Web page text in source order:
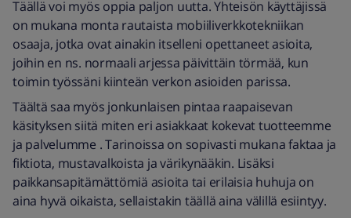
Täällä voi myös oppia paljon uutta. Yhteisön käyttäjissä
on mukana monta rautaista mobiiliverkkotekniikan
osaaja, jotka ovat ainakin itselleni opettaneet asioita,
joihin en ns. normaali arjessa päivittäin törmää, kun
toimin työssäni kiinteän verkon asioiden parissa.
Täältä saa myös jonkunlaisen pintaa raapaisevan
käsityksen siitä miten eri asiakkaat kokevat tuotteemme
ja palvelumme . Tarinoissa on sopivasti mukana faktaa ja
fiktiota, mustavalkoista ja värikynääkin. Lisäksi
paikkansapitämättömiä asioita tai erilaisia huhuja on
aina hyvä oikaista, sellaistakin täällä aina välillä esiintyy.